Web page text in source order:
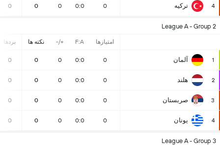
4 ترکیه 0
0:0
0
0
0
League A - Group 2
امتیازها F:A
+/- نکته ها بردها
1 آلمان 0
0:0
0
0
0
2 هلند 0
0:0
0
0
0
3 صربستان 0
0:0
0
0
0
4 یونان 0
0:0
0
0
0
League A - Group 3